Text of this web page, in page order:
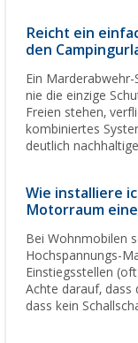
Reicht ein
den
Ein
nie die einzige
Freien stehen,
kombiniertes
deutlich
Wie installiere
Motorraum
Bei Wohnmobilen
Hochspannungs-
Einstiegsstellen
Achte darauf, dass
dass kein